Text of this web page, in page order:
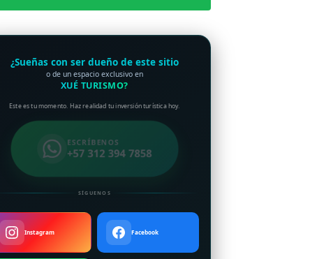
¿Sueñas con ser dueño de este sitio
o de un espacio exclusivo en
XUÉ TURISMO?
Este es tu momento. Haz realidad tu inversión turística hoy.
ESCRÍBENOS
+57 312 394 7858
SÍGUENOS
Instagram Facebook